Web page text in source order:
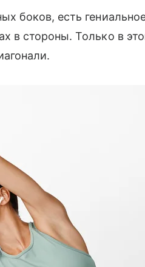
боков, есть
в стороны. Только в